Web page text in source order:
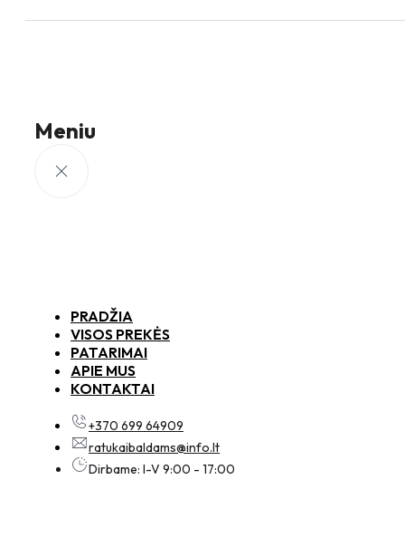
Meniu
PRADŽIA
VISOS PREKĖS
PATARIMAI
APIE MUS
KONTAKTAI
+370 699 64909
ratukaibaldams@info.lt
Dirbame: I-V 9:00 - 17:00